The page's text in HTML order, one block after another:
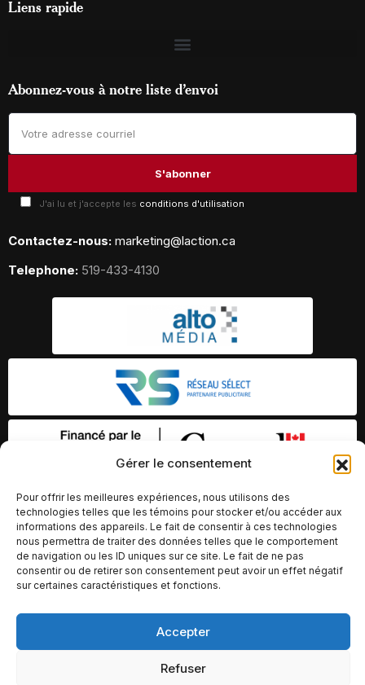
Gérer le consentement
Pour offrir les meilleures expériences, nous utilisons des
technologies telles que les témoins pour stocker et/ou accéder aux
informations des appareils. Le fait de consentir à ces technologies
nous permettra de traiter des données telles que le comportement
de navigation ou les ID uniques sur ce site. Le fait de ne pas
consentir ou de retirer son consentement peut avoir un effet négatif
sur certaines caractéristiques et fonctions.
Accepter
Refuser
Liens rapide
Abonnez-vous à notre liste d’envoi
J'ai lu et j'accepte les conditions d'utilisation
Contactez-nous: marketing@laction.ca
Telephone: 519-433-4130
© Copyright 2026 – Altomédia Inc |
Ce site internet a été conçu et développé par Chameleon Ideas